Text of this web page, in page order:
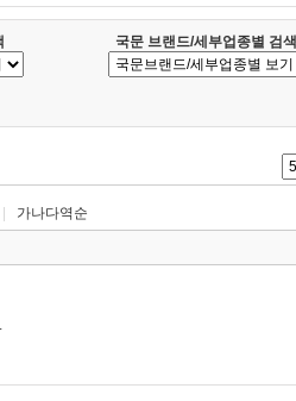
국문 브랜드/세부업종별 검색
가나다역순